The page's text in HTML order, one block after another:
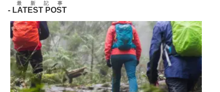
- LATEST POST
最新記事